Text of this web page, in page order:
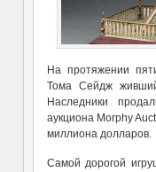
На протяжении
Тома Сейдж
Наследники
аукциона Morphy
миллиона долларов.
Самой дорогой